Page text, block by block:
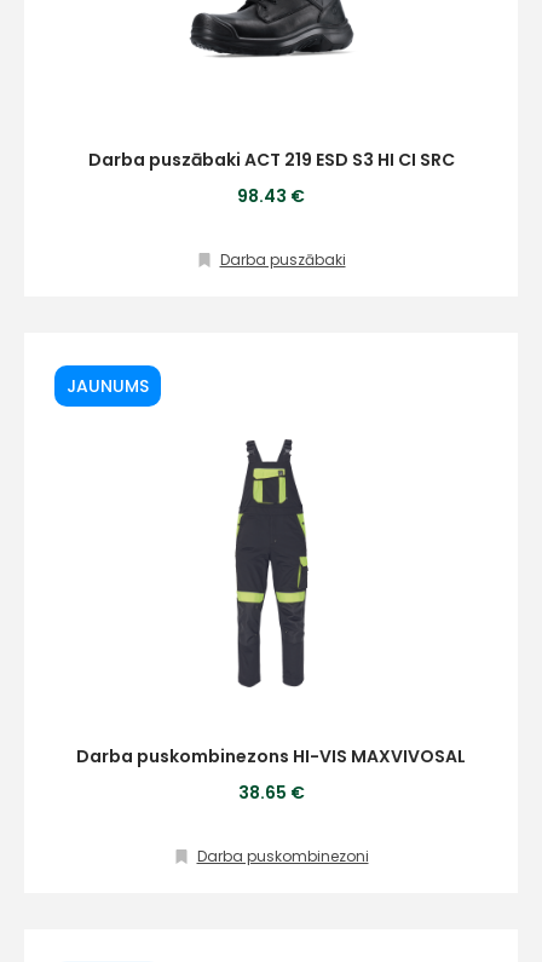
Darba puszābaki ACT 219 ESD S3 HI CI SRC
98.43 €
Darba puszābaki
JAUNUMS
Darba puskombinezons HI-VIS MAXVIVOSAL
38.65 €
Darba puskombinezoni